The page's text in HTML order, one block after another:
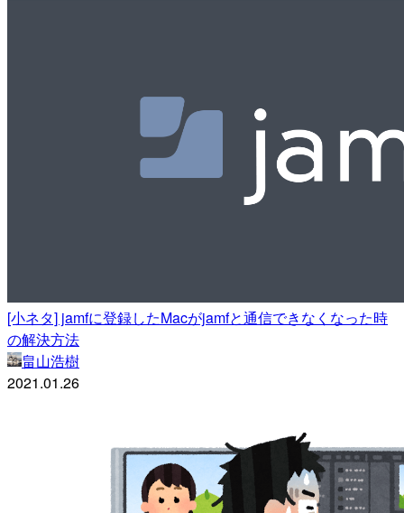
[小ネタ] jamfに登録したMacがjamfと通信できなくなった時
の解決方法
畠山浩樹
2021.01.26